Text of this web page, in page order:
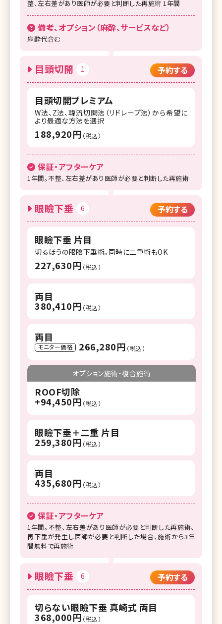
整、左右差があり医師が必要と判断した再施術 1年間
備考、オプション（麻酔、サービスなど）
麻酔代含む
目頭切開 1 予約する
目頭切開プレミアム
W法、Z法、韓流切開法（リドレープ法）から希望に
より最適な方法を選択
188,920円 （税込）
保証・アフターケア
1年間。不整、左右差があり医師が必要と判断した再施術
眼瞼下垂 6 予約する
眼瞼下垂 片目
切るほうの眼瞼下垂術。同時に二重術もOK
227,630円 （税込）
両目
380,410円 （税込）
両目
モニター価格 266,280円 （税込）
オプション施術・複合施術
ROOF切除
+94,450円 （税込）
眼瞼下垂＋二重 片目
259,380円 （税込）
両目
435,680円 （税込）
保証・アフターケア
1年間。不整、左右差があり医師が必要と判断した再施術、
再下垂が発生し医師が必要と判断した場合、施術から3年
間無料で再施術
眼瞼下垂 6 予約する
切らない眼瞼下垂 真崎式 両目
368,000円 （税込）